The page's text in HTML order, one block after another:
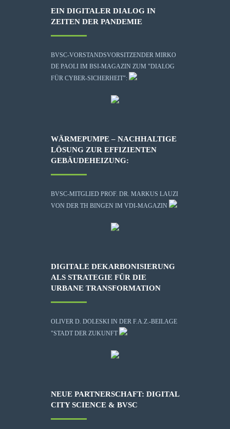
EIN DIGITALER DIALOG IN
ZEITEN DER PANDEMIE
BVSC-VORSTANDSVORSITZENDER MIRKO
DE PAOLI IM BSI-MAGAZIN ZUM "DIALOG
FÜR CYBER-SICHERHEIT":
WÄRMEPUMPE – NACHHALTIGE
LÖSUNG ZUR EFFIZIENTEN
GEBÄUDEHEIZUNG:
BVSC-MITGLIED PROF. DR. MARKUS LAUZI
VON DER TH BINGEN IM VDI-MAGAZIN
DIGITALE DEKARBONISIERUNG
ALS STRATEGIE FÜR DIE
URBANE TRANSFORMATION
OLIVER D. DOLESKI IN DER F.A.Z.-BEILAGE
"STADT DER ZUKUNFT
NEUE PARTNERSCHAFT: DIGITAL
CITY SCIENCE & BVSC